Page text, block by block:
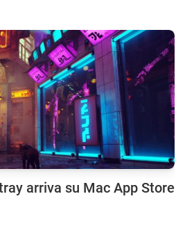
arriva su Mac App Store